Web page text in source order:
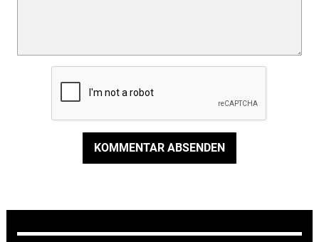
KOMMENTAR ABSENDEN